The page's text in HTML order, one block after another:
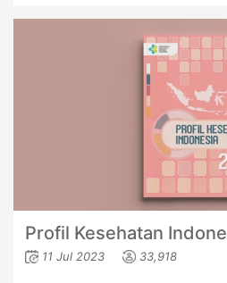
Profil Kesehatan
11 Jul 2023 33,918